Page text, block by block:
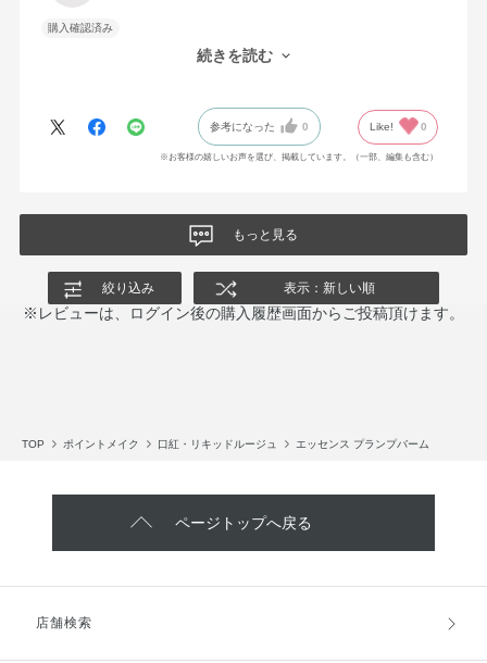
購入確認済み
思っていたより濃くつくので塗る時の力加減を考えなくてはなら
続きを読む
参考になった 0 Like! 0
※お客様の嬉しいお声を選び、掲載しています。（一部、編集も含む）
もっと見る
絞り込み 表示：新しい順
※レビューは、ログイン後の購入履歴画面からご投稿頂けます。
TOP ポイントメイク 口紅・リキッドルージュ エッセンス プランプバーム
ページトップへ戻る
店舗検索